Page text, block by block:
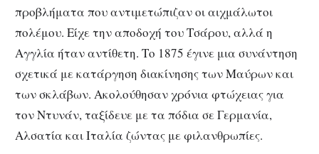
προβλήματα που αντιμετώπιζαν οι αιχμάλωτοι
πολέμου. Είχε την αποδοχή του Τσάρου, αλλά η
Αγγλία ήταν αντίθετη. Το 1875 έγινε μια συνάντηση
σχετικά με κατάργηση διακίνησης των Μαύρων και
των σκλάβων. Ακολούθησαν χρόνια φτώχειας για
τον Ντυνάν, ταξίδευε με τα πόδια σε Γερμανία,
Αλσατία και Ιταλία ζώντας με φιλανθρωπίες.